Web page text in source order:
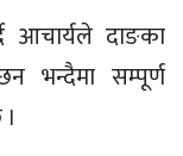
आचार्यले दाङका
भन्दैमा सम्पूर्ण